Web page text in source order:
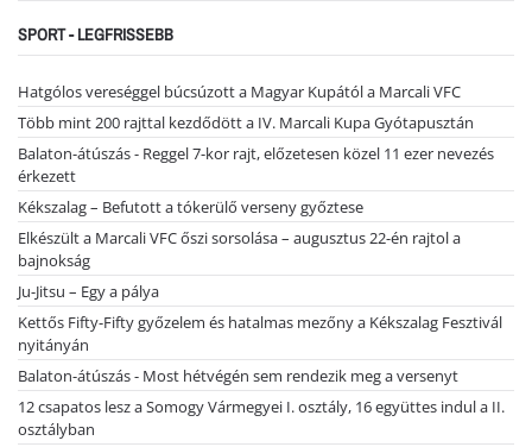
SPORT - LEGFRISSEBB
Hatgólos vereséggel búcsúzott a Magyar Kupától a Marcali VFC
Több mint 200 rajttal kezdődött a IV. Marcali Kupa Gyótapusztán
Balaton-átúszás - Reggel 7-kor rajt, előzetesen közel 11 ezer nevezés
érkezett
Kékszalag – Befutott a tókerülő verseny győztese
Elkészült a Marcali VFC őszi sorsolása – augusztus 22-én rajtol a
bajnokság
Ju-Jitsu – Egy a pálya
Kettős Fifty-Fifty győzelem és hatalmas mezőny a Kékszalag Fesztivál
nyitányán
Balaton-átúszás - Most hétvégén sem rendezik meg a versenyt
12 csapatos lesz a Somogy Vármegyei I. osztály, 16 együttes indul a II.
osztályban